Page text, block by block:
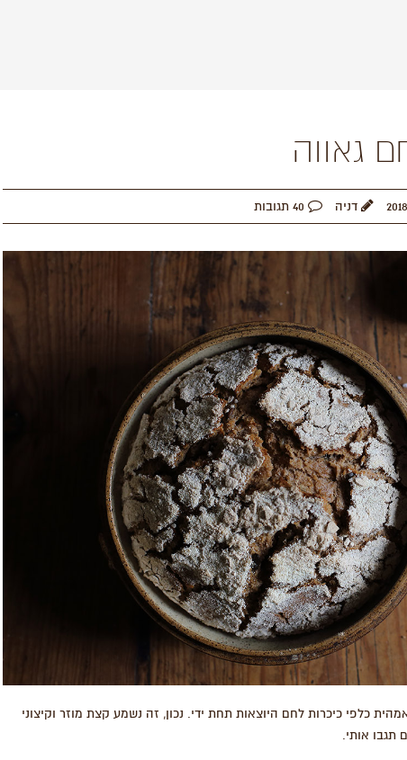
גאווה
דניה
כלפי כיכרות לחם היוצאות תחת ידי. נכון, זה נשמע קצת מוזר וקיצוני
אותי.